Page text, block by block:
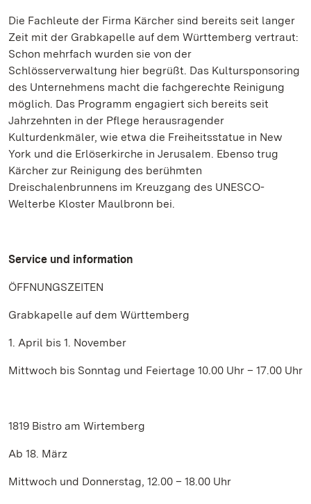
Die Fachleute der Firma Kärcher sind bereits seit langer
Zeit mit der Grabkapelle auf dem Württemberg vertraut:
Schon mehrfach wurden sie von der
Schlösserverwaltung hier begrüßt. Das Kultursponsoring
des Unternehmens macht die fachgerechte Reinigung
möglich. Das Programm engagiert sich bereits seit
Jahrzehnten in der Pflege herausragender
Kulturdenkmäler, wie etwa die Freiheitsstatue in New
York und die Erlöserkirche in Jerusalem. Ebenso trug
Kärcher zur Reinigung des berühmten
Dreischalenbrunnens im Kreuzgang des UNESCO-
Welterbe Kloster Maulbronn bei.
Service und information
ÖFFNUNGSZEITEN
Grabkapelle auf dem Württemberg
1. April bis 1. November
Mittwoch bis Sonntag und Feiertage 10.00 Uhr – 17.00 Uhr
1819 Bistro am Wirtemberg
Ab 18. März
Mittwoch und Donnerstag, 12.00 – 18.00 Uhr